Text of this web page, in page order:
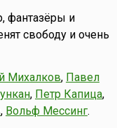
фантазёры и
свободу и очень
Михалков, Павел
, Петр Капица,
, Вольф Мессинг.